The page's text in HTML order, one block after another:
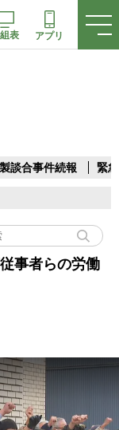
表 アプリ
談合事件続報 緊
事者らの労働